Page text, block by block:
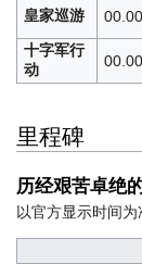
皇家巡游
十字军行
动
里程碑
历经艰苦卓绝
以官方显示时间为